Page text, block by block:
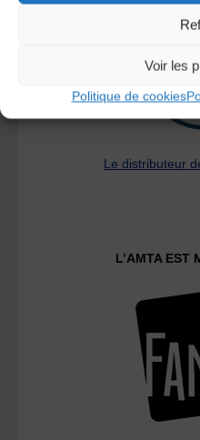
Voir les
Politique de cookies
Le distributeur
L’AMTA EST